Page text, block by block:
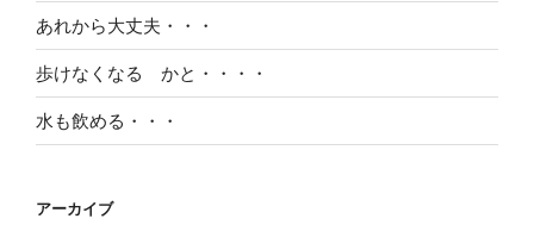
あれから大丈夫・・・
歩けなくなる かと・・・・
水も飲める・・・
アーカイブ